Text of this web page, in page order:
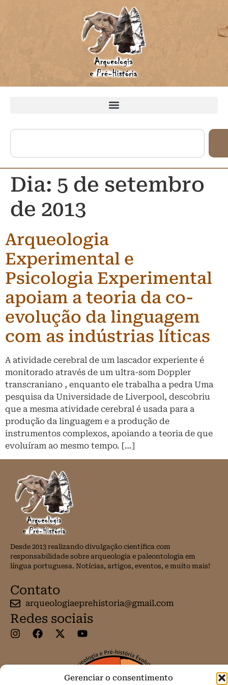
Gerenciar o consentimento
Dia: 5 de setembro
de 2013
Arqueologia
Experimental e
Psicologia Experimental
apoiam a teoria da co-
evolução da linguagem
com as indústrias líticas
A atividade cerebral de um lascador experiente é
monitorado através de um ultra-som Doppler
transcraniano , enquanto ele trabalha a pedra Uma
pesquisa da Universidade de Liverpool, descobriu
que a mesma atividade cerebral é usada para a
produção da linguagem e a produção de
instrumentos complexos, apoiando a teoria de que
evoluíram ao mesmo tempo. […]
Desde 2013 realizando divulgação científica com
responsabilidade sobre arqueologia e paleontologia em
língua portuguesa. Notícias, artigos, eventos, e muito mais!
Contato
arqueologiaeprehistoria@gmail.com
Redes sociais